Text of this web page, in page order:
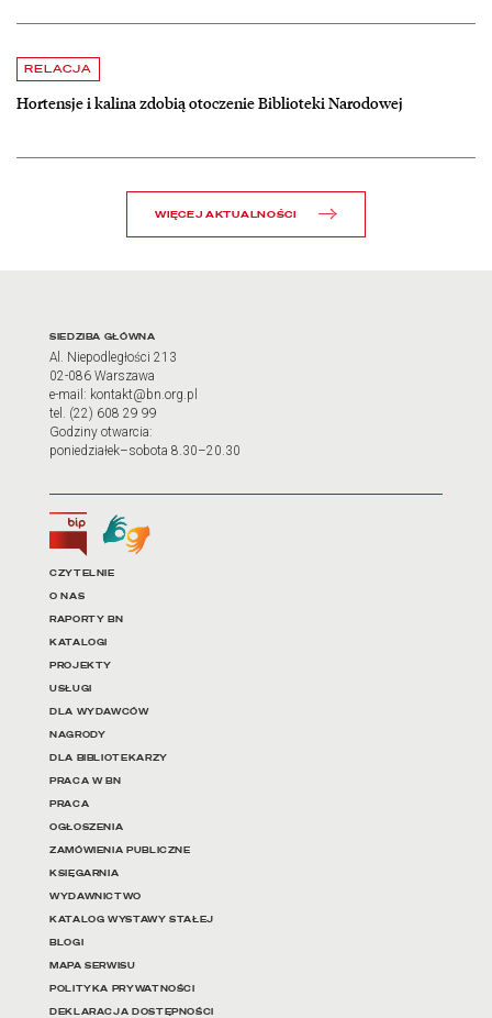
RELACJA
Hortensje i kalina zdobią otoczenie Biblioteki Narodowej
czytaj więcej o Hortensje i kalina zdobią otoczenie Biblioteki
WIĘCEJ AKTUALNOŚCI
Adres oraz godziny
SIEDZIBA GŁÓWNA
Al. Niepodległości 213
02-086 Warszawa
e-mail: kontakt@bn.org.pl
tel. (22) 608 29 99
Godziny otwarcia:
poniedziałek–sobota 8.30–20.30
Biuletyn Informacji Publicznej
Tłumacz języka migowego
Linki do najważniejszych
CZYTELNIE
O NAS
RAPORTY BN
KATALOGI
PROJEKTY
USŁUGI
DLA WYDAWCÓW
NAGRODY
DLA BIBLIOTEKARZY
PRACA W BN
PRACA
OGŁOSZENIA
ZAMÓWIENIA PUBLICZNE
KSIĘGARNIA
WYDAWNICTWO
KATALOG WYSTAWY STAŁEJ
BLOGI
MAPA SERWISU
POLITYKA PRYWATNOŚCI
DEKLARACJA DOSTĘPNOŚCI